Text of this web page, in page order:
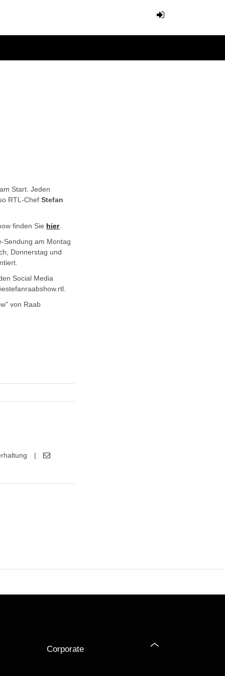
Start. Jeden
RTL-ChefStefan
finden Sie hier.
Sendung am Montag
Donnerstag und
Social Media
von Raab
|
Corporate